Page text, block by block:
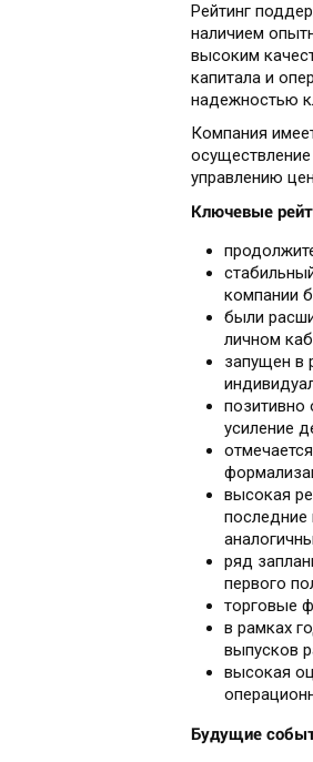
Рейтинг
наличием
высоким
капитала и
надежностью
Компания
управлению
Ключевые
компании
были
личном
запущен в
позитивно
усиление
высокая
последние
ряд
первого
торговые
в рамках
выпусков
высокая
Будущие